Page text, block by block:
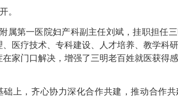
。
属第一医院妇产科副主任刘斌，挂职担任
医疗技术、专科建设、人才培养、教学科
家门口解决，增强了三明老百姓就医获得
上，齐心协力深化合作共建，推动合作